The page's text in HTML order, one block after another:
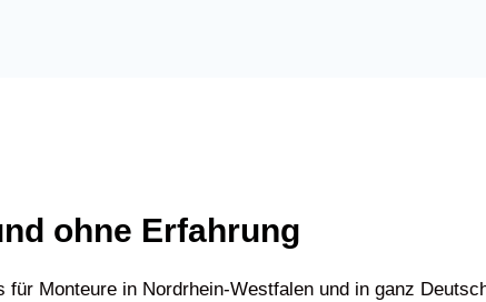
ohne Erfahrung
Monteure in Nordrhein-Westfalen und in ganz